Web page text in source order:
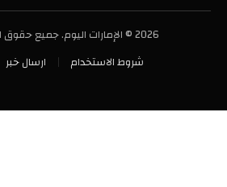
2026 © الإمارات اليوم. جميع حقوق النشر محفوظة.
شروط الاستخدام
ارسال خبر